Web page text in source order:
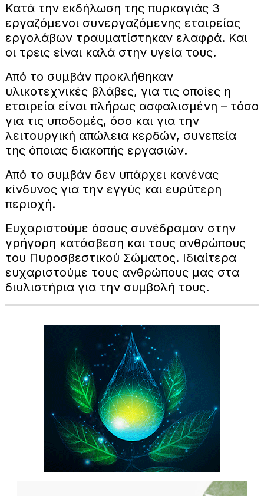
Κατά την εκδήλωση της πυρκαγιάς 3
εργαζόμενοι συνεργαζόμενης εταιρείας
εργολάβων τραυματίστηκαν ελαφρά. Και
οι τρεις είναι καλά στην υγεία τους.
Από το συμβάν προκλήθηκαν
υλικοτεχνικές βλάβες, για τις οποίες η
εταιρεία είναι πλήρως ασφαλισμένη – τόσο
για τις υποδομές, όσο και για την
λειτουργική απώλεια κερδών, συνεπεία
της όποιας διακοπής εργασιών.
Από το συμβάν δεν υπάρχει κανένας
κίνδυνος για την εγγύς και ευρύτερη
περιοχή.
Ευχαριστούμε όσους συνέδραμαν στην
γρήγορη κατάσβεση και τους ανθρώπους
του Πυροσβεστικού Σώματος. Ιδιαίτερα
ευχαριστούμε τους ανθρώπους μας στα
διυλιστήρια για την συμβολή τους.